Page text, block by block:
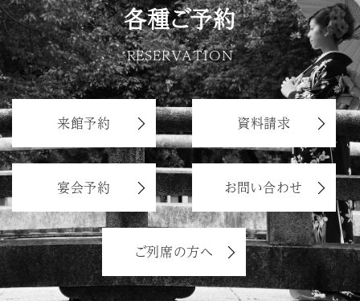
各種ご予約
RESERVATION
来館予約 資料請求
宴会予約 お問い合わせ
ご列席の方へ